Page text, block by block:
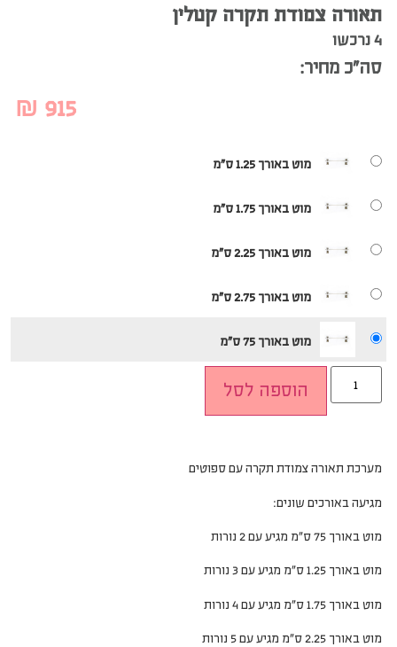
תאורה צמודת תקרה קטלין
4 נרכשו
סה”כ מחיר:
₪ 915
מוט באורך 1.25 ס"מ
מוט באורך 1.75 ס"מ
מוט באורך 2.25 ס"מ
מוט באורך 2.75 ס"מ
מוט באורך 75 ס"מ
הוספה לסל
מערכת תאורה צמודת תקרה עם ספוטים
מגיעה באורכים שונים:
מוט באורך 75 ס”מ מגיע עם 2 נורות
מוט באורך 1.25 ס”מ מגיע עם 3 נורות
מוט באורך 1.75 ס”מ מגיע עם 4 נורות
מוט באורך 2.25 ס”מ מגיע עם 5 נורות